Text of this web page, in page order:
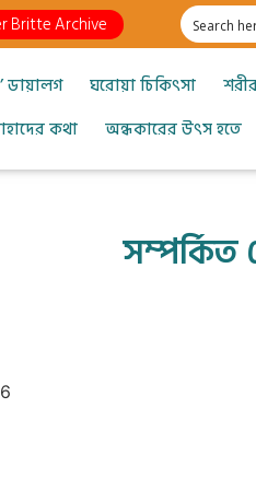
Britte Archive
ডায়ালগ ঘরোয়া চিকিৎসা
কথা অন্ধকারের উৎস হতে
সম্পর্কিত